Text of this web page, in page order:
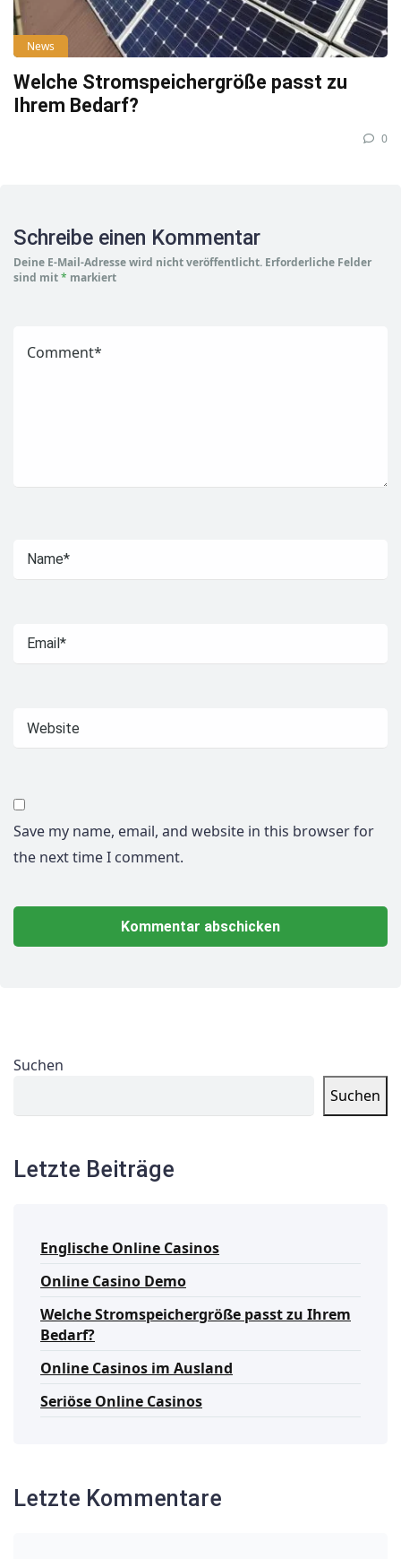
News
Welche Stromspeichergröße passt zu
Ihrem Bedarf?
0
Schreibe einen Kommentar
Deine E-Mail-Adresse wird nicht veröffentlicht. Erforderliche Felder
sind mit* markiert
Save my name, email, and website in this browser for
the next time I comment.
Suchen
Suchen
Letzte Beiträge
Englische Online Casinos
Online Casino Demo
Welche Stromspeichergröße passt zu Ihrem
Bedarf?
Online Casinos im Ausland
Seriöse Online Casinos
Letzte Kommentare